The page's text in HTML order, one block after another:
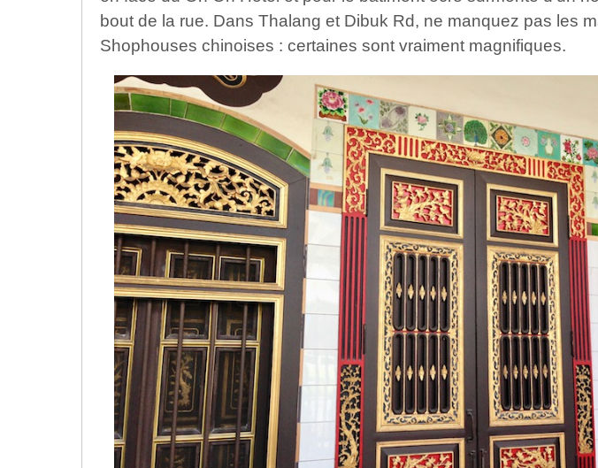
bout de la rue. Dans Thalang et Dibuk Rd, ne manquez pas les
Shophouses chinoises : certaines sont vraiment magnifiques.